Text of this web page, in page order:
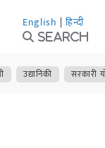
English | हिन्दी
Search
उद्यानिकी सरकारी